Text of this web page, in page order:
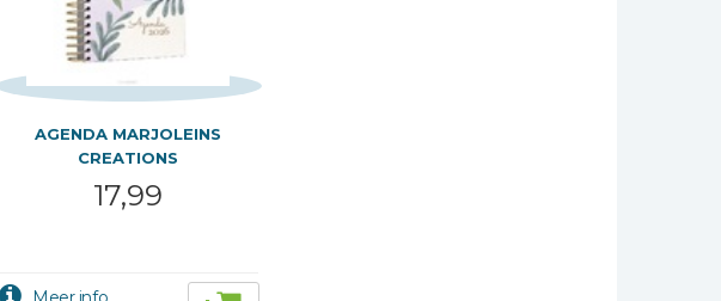
AGENDA MARJOLEINS
CREATIONS
17,99